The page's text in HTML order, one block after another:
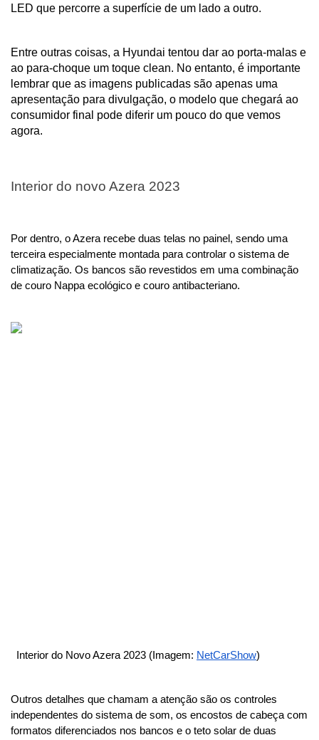
LED que percorre a superfície de um lado a outro.
Entre outras coisas, a Hyundai tentou dar ao porta-malas e
ao para-choque um toque clean. No entanto, é importante
lembrar que as imagens publicadas são apenas uma
apresentação para divulgação, o modelo que chegará ao
consumidor final pode diferir um pouco do que vemos
agora.
Interior do novo Azera 2023
Por dentro, o Azera recebe duas telas no painel, sendo uma
terceira especialmente montada para controlar o sistema de
climatização. Os bancos são revestidos em uma combinação
de couro Nappa ecológico e couro antibacteriano.
Interior do Novo Azera 2023 (Imagem: NetCarShow)
Outros detalhes que chamam a atenção são os controles
independentes do sistema de som, os encostos de cabeça com
formatos diferenciados nos bancos e o teto solar de duas